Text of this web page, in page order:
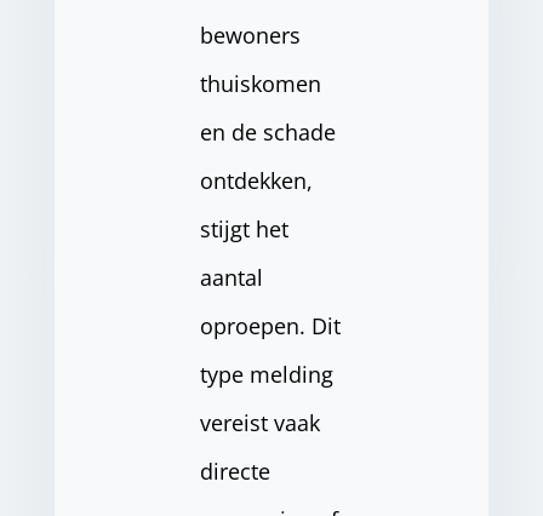
bewoners
thuiskomen
en de schade
ontdekken,
stijgt het
aantal
oproepen. Dit
type melding
vereist vaak
directe